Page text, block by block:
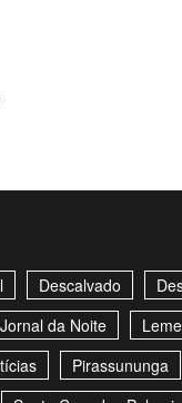
Descalvado
Jornal da Noite Leme
Pirassununga